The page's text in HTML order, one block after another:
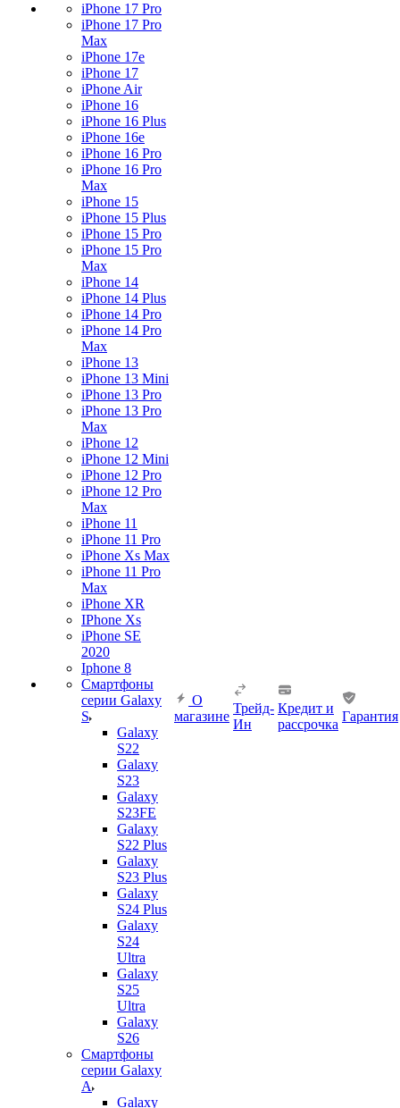
iPhone 17 Pro
iPhone 17 Pro
Max
iPhone 17e
iPhone 17
iPhone Air
iPhone 16
iPhone 16 Plus
iPhone 16e
iPhone 16 Pro
iPhone 16 Pro
Max
iPhone 15
iPhone 15 Plus
iPhone 15 Pro
iPhone 15 Pro
Max
iPhone 14
iPhone 14 Plus
iPhone 14 Pro
iPhone 14 Pro
Max
iPhone 13
iPhone 13 Mini
iPhone 13 Pro
iPhone 13 Pro
Max
iPhone 12
iPhone 12 Mini
iPhone 12 Pro
iPhone 12 Pro
Max
iPhone 11
iPhone 11 Pro
iPhone Xs Max
iPhone 11 Pro
Max
iPhone XR
IPhone Xs
iPhone SE
2020
Iphone 8
Смартфоны
серии Galaxy
S
Galaxy
S22
Galaxy
S23
Galaxy
S23FE
Galaxy
S22 Plus
Galaxy
S23 Plus
Galaxy
S24 Plus
Galaxy
S24
Ultra
Galaxy
S25
Ultra
Galaxy
S26
Смартфоны
серии Galaxy
A
Galaxy
О
магазине
Трейд-
Ин
Кредит и
рассрочка
Гарантия